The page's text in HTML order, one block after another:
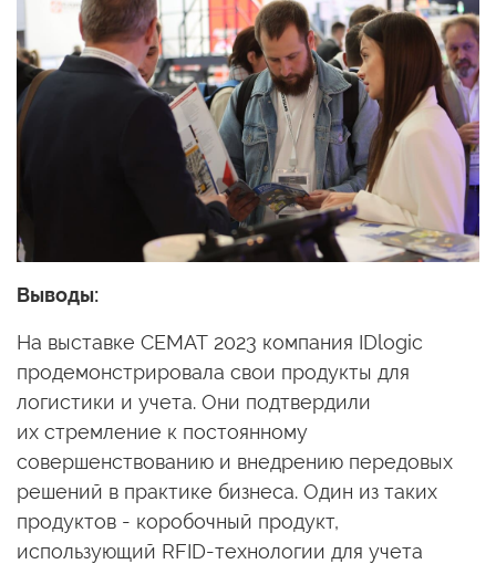
Выводы:
На выставке СЕМАТ 2023 компания IDlogic
продемонстрировала свои продукты для
логистики и учета. Они подтвердили
их стремление к постоянному
совершенствованию и внедрению передовых
решений в практике бизнеса. Один из таких
продуктов - коробочный продукт,
использующий RFID-технологии для учета